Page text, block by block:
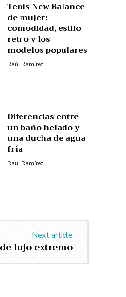
Tenis New Balance
de mujer:
comodidad, estilo
retro y los
modelos populares
Raúl Ramírez
Diferencias entre
un baño helado y
una ducha de agua
fría
Raúl Ramírez
Next article
lujo extremo